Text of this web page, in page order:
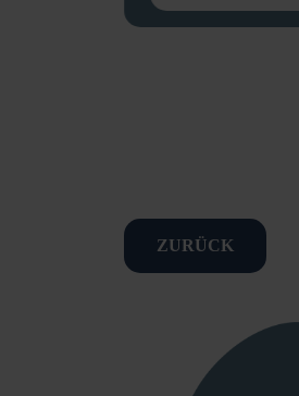
ZURÜCK